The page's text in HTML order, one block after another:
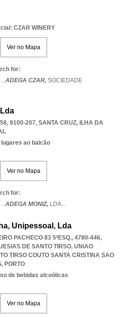
CZAR WINERY
Ver no Mapa
for:
ADEGA CZAR, SOCIEDADE
9100-207, SANTA CRUZ, ILHA DA
ao balcão
Ver no Mapa
for:
ADEGA MONIZ, LDA...
Unipessoal, Lda
PACHECO 83 5ºESQ., 4780-446,
DE SANTO TIRSO, UNIAO
TIRSO COUTO SANTA CRISTINA SAO
, PORTO
de bebidas alcoólicas
Ver no Mapa